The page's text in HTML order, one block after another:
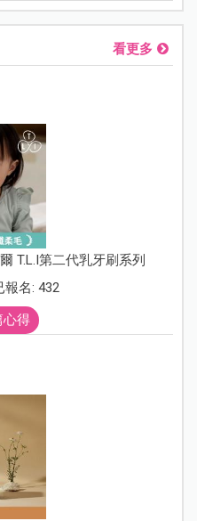
看更多
T.L.I第二代乳牙刷系列
報名: 432
心得